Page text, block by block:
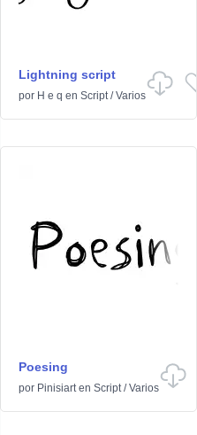
Lightning script
por H e q en Script/Varios
Poesing
por Pinisiarten Script/Varios